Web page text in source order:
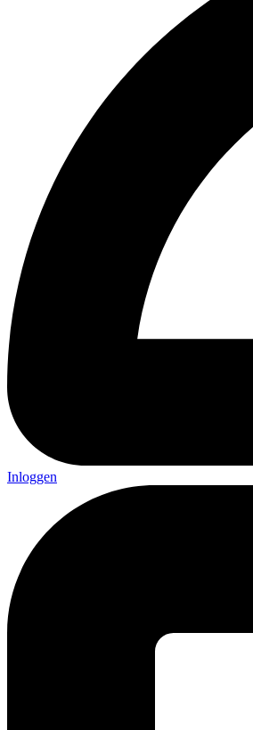
Inloggen